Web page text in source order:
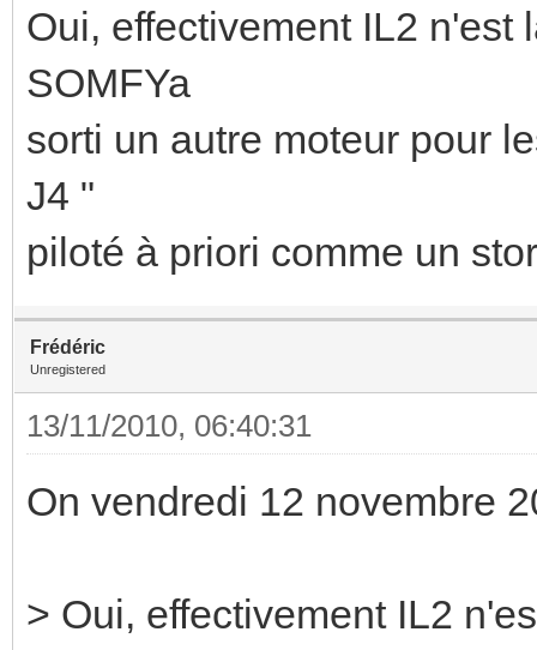
Oui, effectivement IL2 n'est
SOMFYa
sorti un autre moteur pour
J4 "
piloté à priori comme un
Frédéric
Unregistered
13/11/2010, 06:40:31
On vendredi 12 novembre
> Oui, effectivement IL2